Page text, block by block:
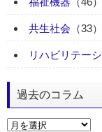
共生社会 （33）
リハビリテー
過去のコラム